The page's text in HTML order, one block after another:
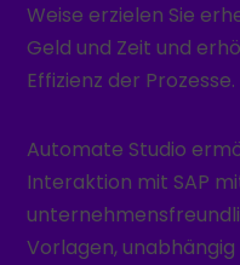
Weise erzielen Sie
Geld und Zeit und
Effizienz der Prozesse.
Automate Studio
Interaktion mit SAP
Vorlagen, unabhängig